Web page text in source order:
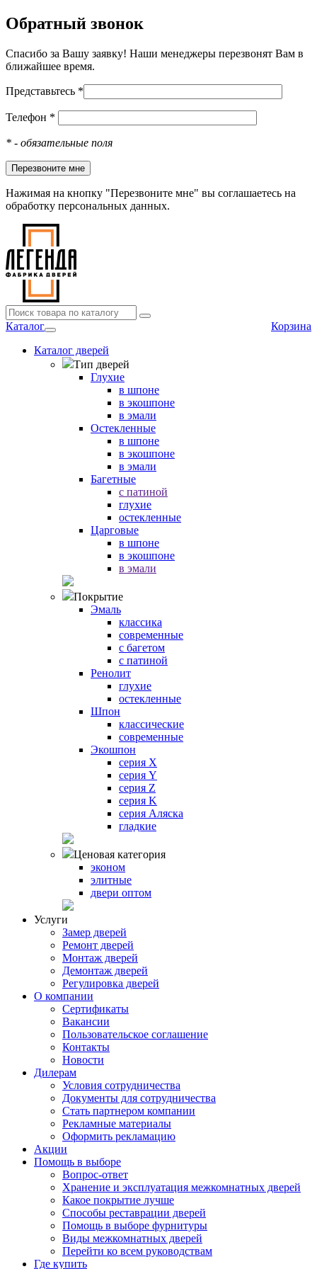
Обратный звонок
Спасибо за Вашу заявку! Наши менеджеры перезвонят Вам в
ближайшее время.
Представьтесь *
Телефон *
* - обязательные поля
Нажимая на кнопку "Перезвоните мне" вы соглашаетесь на
обработку персональных данных.
Каталог
Корзина
Каталог дверей
Тип дверей
Глухие
в шпоне
в экошпоне
в эмали
Остекленные
в шпоне
в экошпоне
в эмали
Багетные
с патиной
глухие
остекленные
Царговые
в шпоне
в экошпоне
в эмали
Покрытие
Эмаль
классика
современные
с багетом
с патиной
Ренолит
глухие
остекленные
Шпон
классические
современные
Экошпон
серия X
серия Y
серия Z
серия K
серия Аляска
гладкие
Ценовая категория
эконом
элитные
двери оптом
Услуги
Замер дверей
Ремонт дверей
Монтаж дверей
Демонтаж дверей
Регулировка дверей
О компании
Сертификаты
Вакансии
Пользовательское соглашение
Контакты
Новости
Дилерам
Условия сотрудничества
Документы для сотрудничества
Стать партнером компании
Рекламные материалы
Оформить рекламацию
Акции
Помощь в выборе
Вопрос-ответ
Хранение и эксплуатация межкомнатных дверей
Какое покрытие лучше
Способы реставрации дверей
Помощь в выборе фурнитуры
Виды межкомнатных дверей
Перейти ко всем руководствам
Где купить